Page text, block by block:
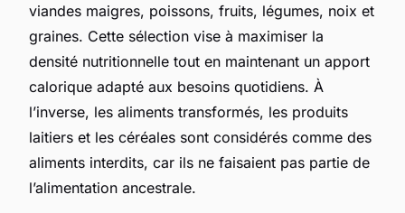
viandes maigres, poissons, fruits, légumes, noix et
graines. Cette sélection vise à maximiser la
densité nutritionnelle tout en maintenant un apport
calorique adapté aux besoins quotidiens. À
l’inverse, les aliments transformés, les produits
laitiers et les céréales sont considérés comme des
aliments interdits, car ils ne faisaient pas partie de
l’alimentation ancestrale.